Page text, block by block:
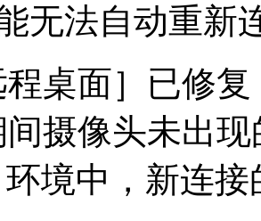
无法自动重新
面］已修复
摄像头未出
环境中，新连